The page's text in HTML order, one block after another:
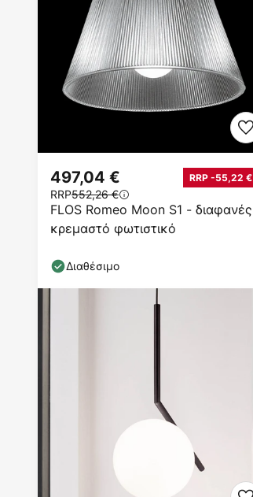
FLOS Romeo Moon S1 - διαφανές
κρεμαστό φωτιστικό
497,04 € RRP -55,22 €
RRP552,26 €
Διαθέσιμο